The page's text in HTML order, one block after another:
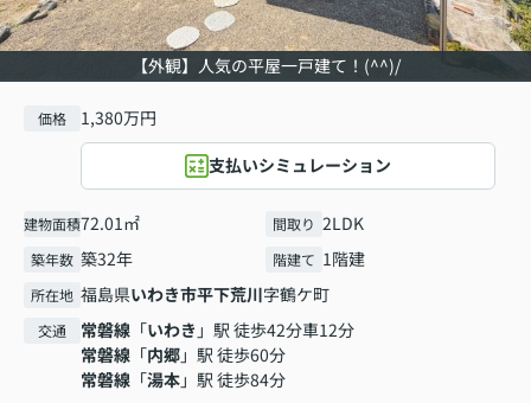
【外観】人気の平屋一戸建て！(^^)/
価格 1,380万円
支払いシミュレーション
建物面積72.01㎡ 間取り 2LDK
築年数 築32年 階建て 1階建
所在地 福島県いわき市平下荒川字鶴ケ町
交通 常磐線 「いわき 」駅 徒歩42分車12分
常磐線 「内郷」駅 徒歩60分
常磐線 「湯本」駅 徒歩84分